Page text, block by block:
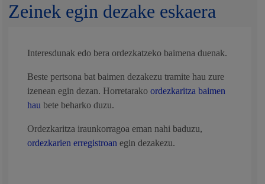
Zeinek egin dezake eskaera
Interesdunak edo bera ordezkatzeko baimena duenak.
Beste pertsona bat baimen dezakezu tramite hau zure
izenean egin dezan. Horretarakoordezkaritza baimen
hau bete beharko duzu.
Ordezkaritza iraunkorragoa eman nahi baduzu,
ordezkarien erregistroan egin dezakezu.